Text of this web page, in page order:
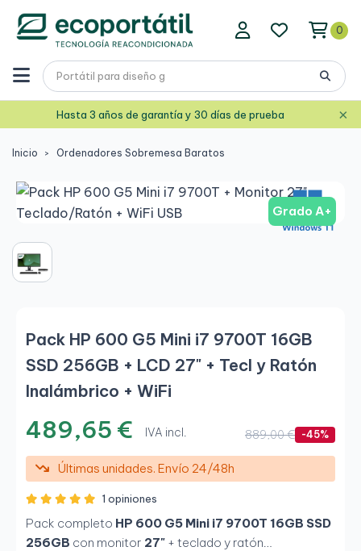
0
Hasta 3 años de garantía y 30 días de prueba ×
Inicio Ordenadores Sobremesa Baratos
Grado A+
Pack HP 600 G5 Mini i7 9700T 16GB
SSD 256GB + LCD 27" + Tecl y Ratón
Inalámbrico + WiFi
489,65 € IVA incl. 889,00 € -45%
Últimas unidades. Envío 24/48h
1 opiniones
Pack completo HP 600 G5 Mini i7 9700T 16GB SSD
256GB con monitor 27" + teclado y ratón